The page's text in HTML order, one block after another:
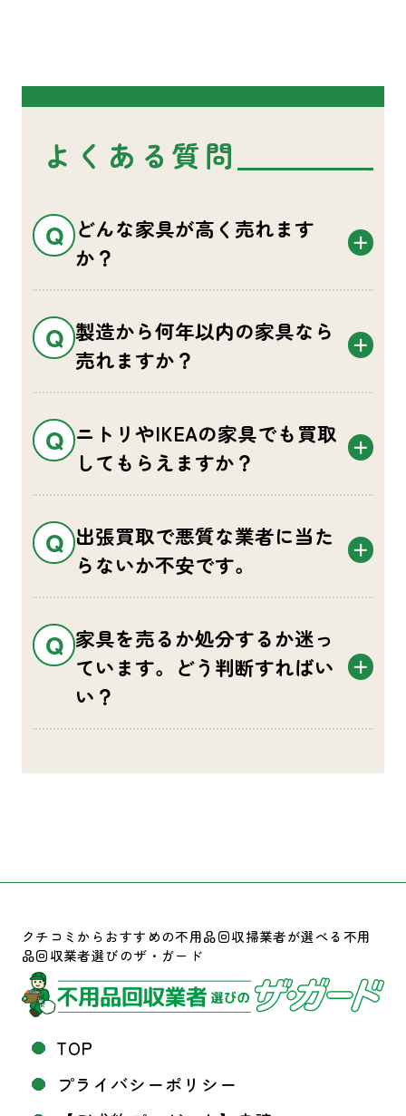
よくある質問
どんな家具が高く売れます
か？
製造から何年以内の家具なら
売れますか？
ニトリやIKEAの家具でも買取
してもらえますか？
出張買取で悪質な業者に当た
らないか不安です。
家具を売るか処分するか迷っ
ています。どう判断すればい
い？
クチコミからおすすめの不用品回収掃業者が選べる不用
品回収業者選びのザ・ガード
TOP
プライバシーポリシー